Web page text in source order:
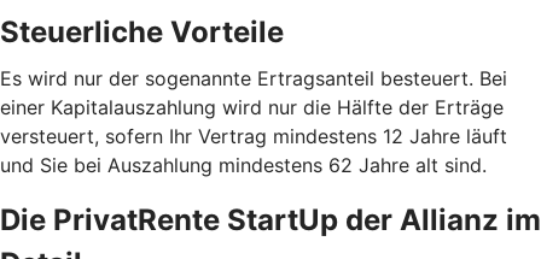
Steuerliche Vorteile
Es wird nur der sogenannte Ertragsanteil besteuert. Bei
einer Kapitalauszahlung wird nur die Hälfte der Erträge
versteuert, sofern Ihr Vertrag mindestens 12 Jahre läuft
und Sie bei Auszahlung mindestens 62 Jahre alt sind.
Die PrivatRente StartUp der Allianz im